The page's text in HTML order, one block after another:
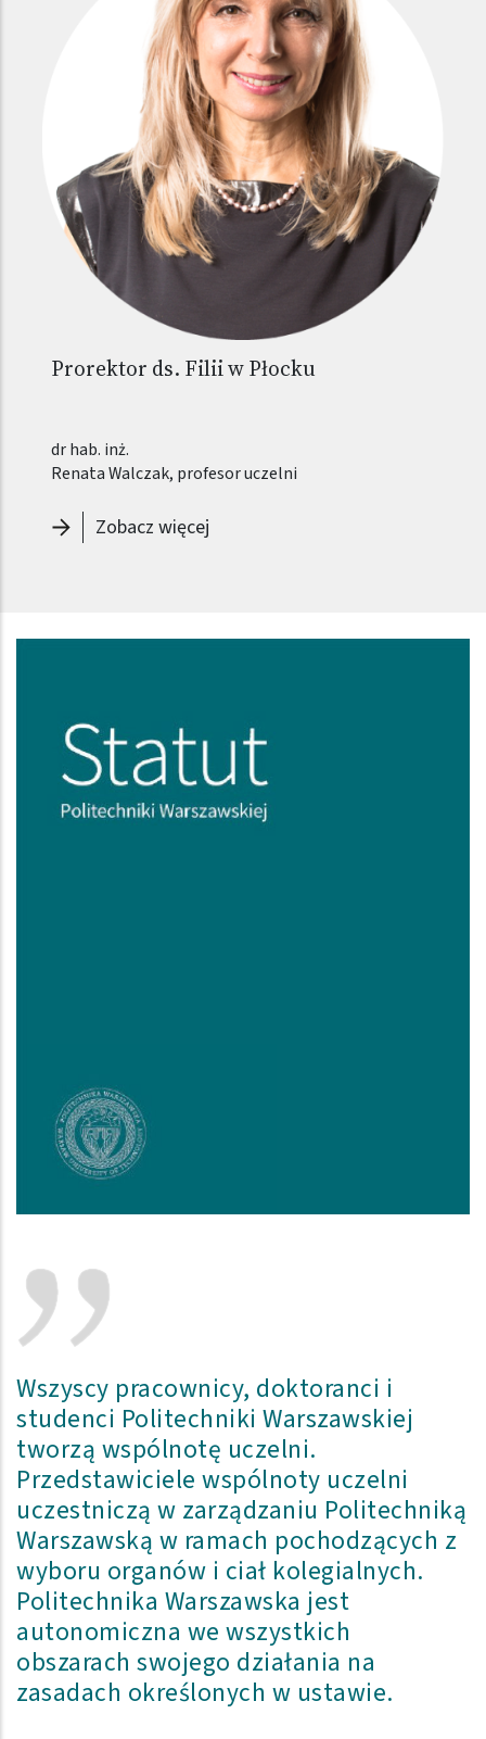
Prorektor ds. Filii w Płocku
dr hab. inż.
Renata Walczak, profesor uczelni
Zobacz więcej-
Wszyscy pracownicy, doktoranci i
studenci Politechniki Warszawskiej
tworzą wspólnotę uczelni.
Przedstawiciele wspólnoty uczelni
uczestniczą w zarządzaniu Politechniką
Warszawską w ramach pochodzących z
wyboru organów i ciał kolegialnych.
Politechnika Warszawska jest
autonomiczna we wszystkich
obszarach swojego działania na
zasadach określonych w ustawie.